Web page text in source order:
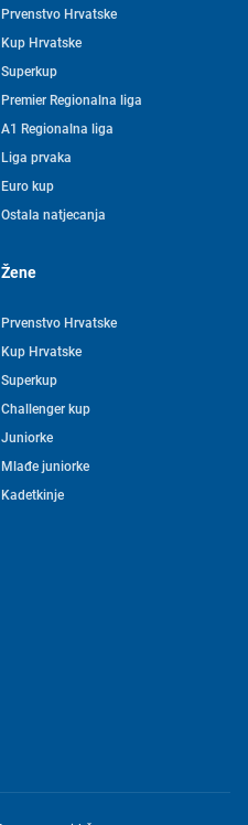
Prvenstvo Hrvatske
Kup Hrvatske
Superkup
Premier Regionalna liga
A1 Regionalna liga
Liga prvaka
Euro kup
Ostala natjecanja
Žene
Prvenstvo Hrvatske
Kup Hrvatske
Superkup
Challenger kup
Juniorke
Mlađe juniorke
Kadetkinje